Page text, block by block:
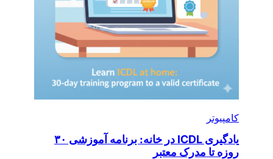
کامپیوتر
یادگیری ICDL در خانه: برنامه آموزشی ۳۰
روزه تا مدرک معتبر